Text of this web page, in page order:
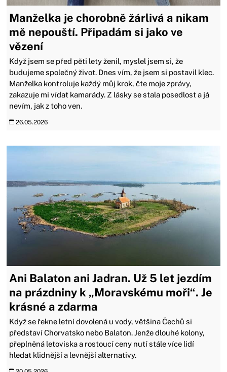
Manželka je chorobně žárlivá a nikam
mě nepouští. Připadám si jako ve
vězení
Když jsem se před pěti lety ženil, myslel jsem si, že
budujeme společný život. Dnes vím, že jsem si postavil klec.
Manželka kontroluje každý můj krok, čte moje zprávy,
zakazuje mi vídat kamarády. Z lásky se stala posedlost a já
nevím, jak z toho ven.
26.05.2026
Ani Balaton ani Jadran. Už 5 let jezdím
na prázdniny k „Moravskému moři“. Je
krásné a zdarma
Když se řekne letní dovolená u vody, většina Čechů si
představí Chorvatsko nebo Balaton. Jenže dlouhé kolony,
přeplněná letoviska a rostoucí ceny nutí stále více lidí
hledat klidnější a levnější alternativy.